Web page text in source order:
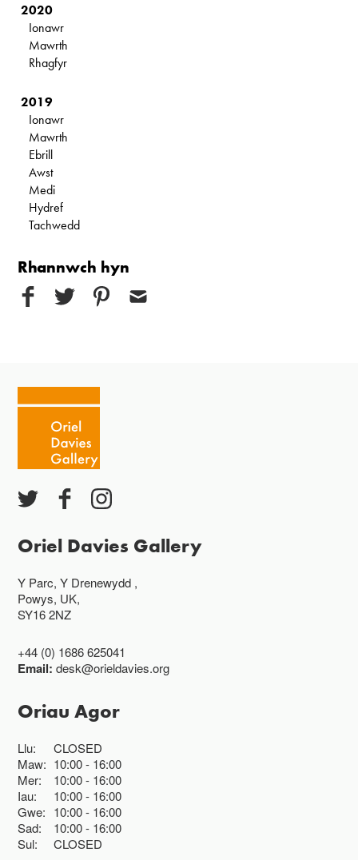
2020
Ionawr
Mawrth
Rhagfyr
2019
Ionawr
Mawrth
Ebrill
Awst
Medi
Hydref
Tachwedd
Rhannwch hyn
Oriel Davies Gallery
Y Parc, Y Drenewydd ,
Powys, UK,
SY16 2NZ
+44 (0) 1686 625041
Email:desk@orieldavies.org
Oriau Agor
Llu:
CLOSED
Maw: 10:00 16:00
Mer:
10:00 16:00
Iau:
10:00 16:00
Gwe: 10:00 16:00
Sad:
10:00 16:00
Sul:
CLOSED